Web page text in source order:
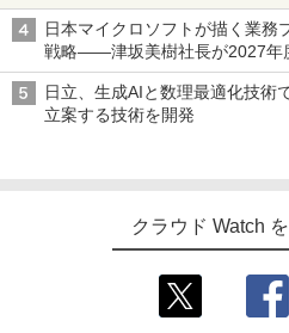
ラムを提供
日本マイクロソフトが描く業務
戦略――津坂美樹社長が2027年
日立、生成AIと数理最適化技術
立案する技術を開発
クラウド Watch